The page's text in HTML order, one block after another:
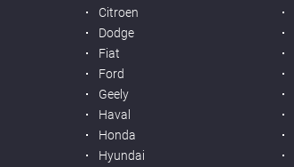
Citroen
Dodge
Fiat
Ford
Geely
Haval
Honda
Hyundai